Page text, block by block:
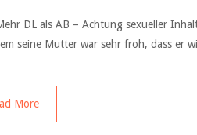
DL als AB – Achtung sexueller
seine Mutter war sehr froh, dass er
More